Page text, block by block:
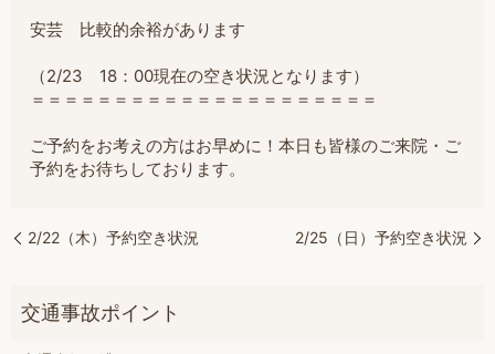
安芸 比較的余裕があります
（2/23 18：00現在の空き状況となります）
＝＝＝＝＝＝＝＝＝＝＝＝＝＝＝＝＝＝＝＝＝
ご予約をお考えの方はお早めに！本日も皆様のご来院・ご
予約をお待ちしております。
2/22（木）予約空き状況 2/25（日）予約空き状況